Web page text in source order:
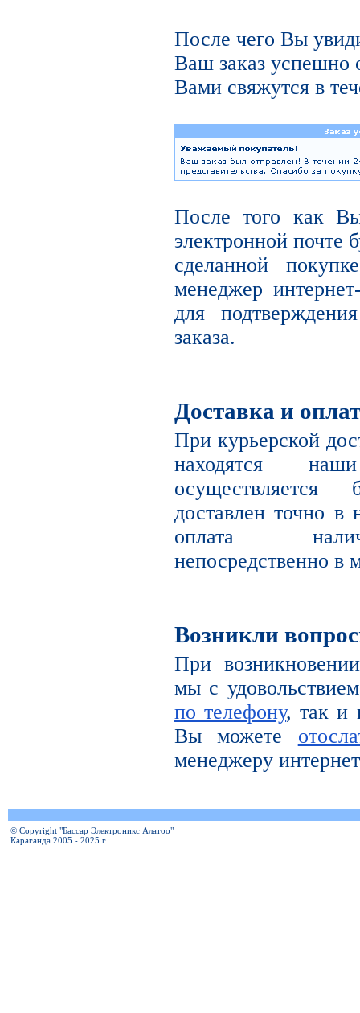
После чего Вы
Ваш заказ успешно
Вами свяжутся в
После того как
электронной почте
сделанной
менеджер
для
заказа.
Доставка и
При курьерской
находятся
осуществляется
доставлен точно в
оплата
непосредственно в
Возникли
При
мы с
по телефону, так и
Вы можете
менеджеру
© Copyright "Бассар Электроникс Алатоо"
Караганда 2005 - 2025 г.